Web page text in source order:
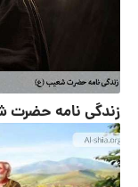
زندگی نامه